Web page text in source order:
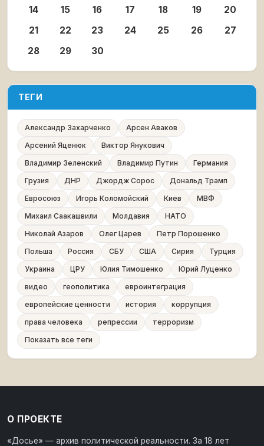
14
15 16 17 18 19
20
21
22 23 24 25 26
27
28
29 30
ТЕГИ
Александр Захарченко
Арсен Аваков
Арсений Яценюк
Виктор Янукович
Владимир Зеленский
Владимир Путин
Германия
Грузия
ДНР Джордж Сорос
Дональд Трамп
Евросоюз
Игорь Коломойский Киев
МВФ
Михаил Саакашвили
Молдавия
НАТО
Николай Азаров
Олег Царев
Петр Порошенко
Польша
Россия СБУ США Сирия
Турция
Украина
ЦРУ Юлия Тимошенко
Юрий Луценко
видео
геополитика
евроинтеграция
европейские ценности
история
коррупция
права человека
репрессии
терроризм
Показать все теги
О ПРОЕКТЕ
«Досье» — архив политической реальности. За 18 лет